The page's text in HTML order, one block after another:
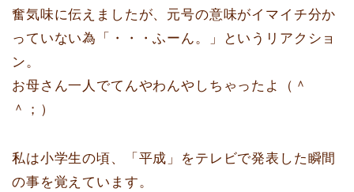
奮気味に伝えましたが、元号の意味がイマイチ分か
っていない為「・・・ふーん。」というリアクショ
ン。
お母さん一人でてんやわんやしちゃったよ（＾
＾；）
私は小学生の頃、「平成」をテレビで発表した瞬間
の事を覚えています。